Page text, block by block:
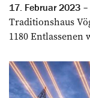
17. Februar 2023
Traditionshaus
1180 Entlassenen